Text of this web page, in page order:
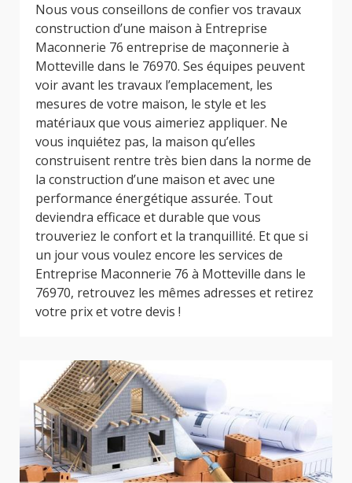
Nous vous conseillons de confier vos travaux
construction d’une maison à Entreprise
Maconnerie 76 entreprise de maçonnerie à
Motteville dans le 76970. Ses équipes peuvent
voir avant les travaux l’emplacement, les
mesures de votre maison, le style et les
matériaux que vous aimeriez appliquer. Ne
vous inquiétez pas, la maison qu’elles
construisent rentre très bien dans la norme de
la construction d’une maison et avec une
performance énergétique assurée. Tout
deviendra efficace et durable que vous
trouveriez le confort et la tranquillité. Et que si
un jour vous voulez encore les services de
Entreprise Maconnerie 76 à Motteville dans le
76970, retrouvez les mêmes adresses et retirez
votre prix et votre devis !